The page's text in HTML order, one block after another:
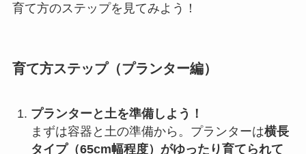
育て方のステップを見てみよう！
育て方ステップ（プランター編）
プランターと土を準備しよう！
まずは容器と土の準備から。プランターは横長
タイプ（65cm幅程度）がゆったり育てられて